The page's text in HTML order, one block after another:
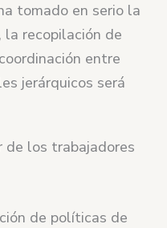
tomado en serio la
recopilación de
entre
jerárquicos será
de los trabajadores
de políticas de